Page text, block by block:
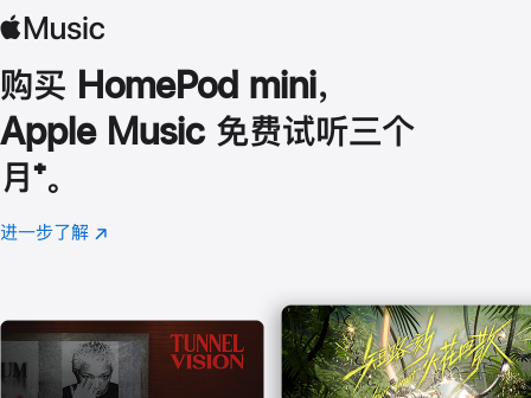
购买 HomePod mini，
Apple Music 免费试听三个
月 脚
注
⁺。
进一步了解 Apple
(在
口
中
打